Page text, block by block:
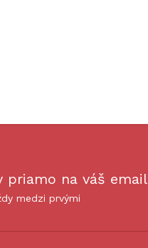
priamo na váš email
medzi prvými